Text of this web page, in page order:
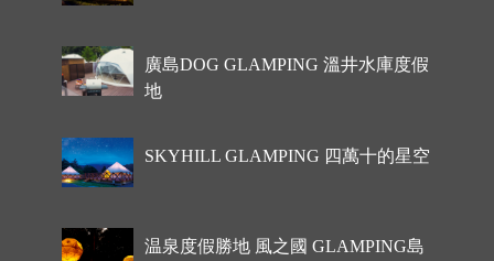
廣島DOG GLAMPING 溫井水庫度假
地
SKYHILL GLAMPING 四萬十的星空
温泉度假勝地 風之國 GLAMPING島